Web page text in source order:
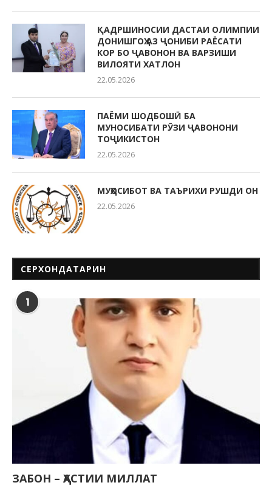
ҚАДРШИНОСИИ ДАСТАИ ОЛИМПИИ
ДОНИШГОҲ АЗ ҶОНИБИ РАЁСАТИ
КОР БО ҶАВОНОН ВА ВАРЗИШИ
ВИЛОЯТИ ХАТЛОН
22.05.2026
ПАЁМИ ШОДБОШӢ БА
МУНОСИБАТИ РӮЗИ ҶАВОНОНИ
ТОҶИКИСТОН
22.05.2026
МУҲОСИБОТ ВА ТАЪРИХИ РУШДИ ОН
22.05.2026
СЕРХОНДАТАРИН
1
ЗАБОН – ҲАСТИИ МИЛЛАТ